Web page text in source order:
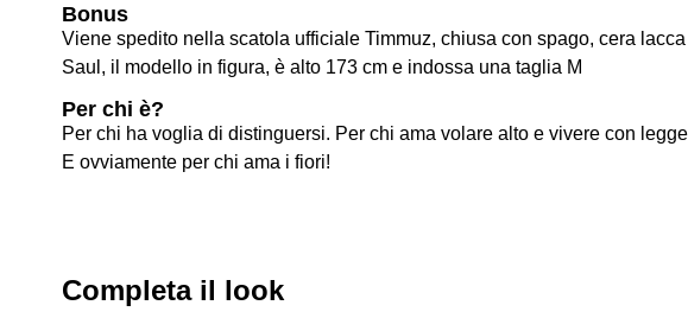
Bonus
Viene spedito nella scatola ufficiale Timmuz, chiusa con spago, cera lacca
Saul, il modello in figura, è alto 173 cm e indossa una taglia M
Per chi è?
Per chi ha voglia di distinguersi. Per chi ama volare alto e vivere con
E ovviamente per chi ama i fiori!
Completa il look